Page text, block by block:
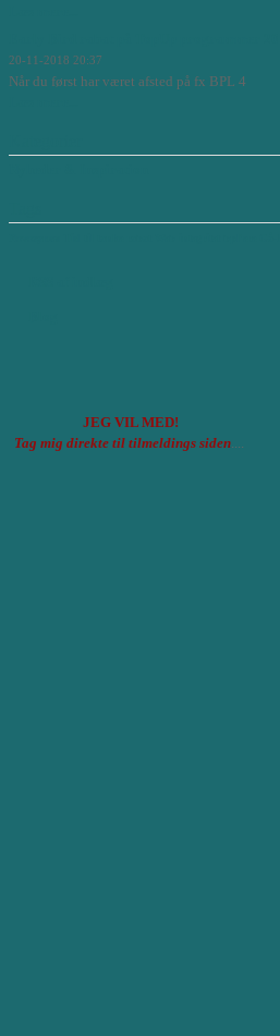
20-11-2018 20:37
Når du først har været afsted på fx BPL 4
JEG VIL MED!
Tag mig direkte til tilmeldings siden....